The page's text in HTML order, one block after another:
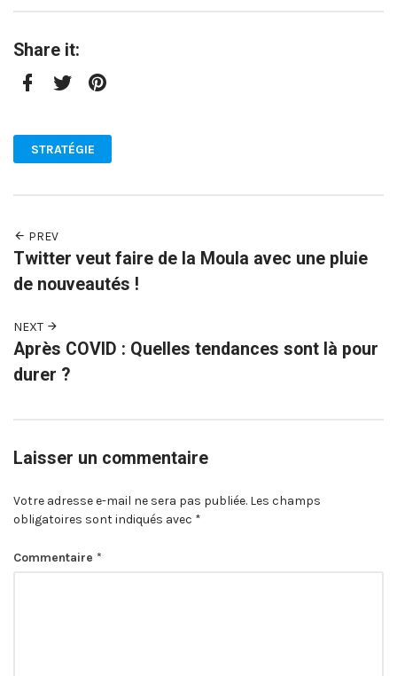
Share it:
STRATÉGIE
PREV
Twitter veut faire de la Moula avec une pluie
de nouveautés !
NEXT
Après COVID : Quelles tendances sont là pour
durer ?
Laisser un commentaire
Votre adresse e-mail ne sera pas publiée. Les champs
obligatoires sont indiqués avec *
Commentaire *